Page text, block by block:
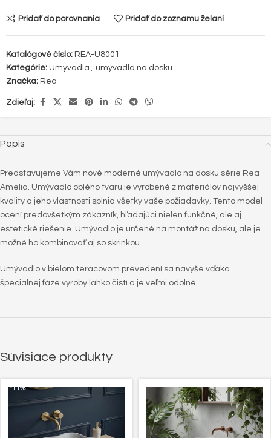
Pridať do porovnania Pridať do zoznamu želaní
Katalógové číslo: REA-U8001
Kategórie: Umývadlá , umývadlá na dosku
Značka: Rea
Zdieľaj:
Popis
Predstavujeme Vám nové moderné umývadlo na dosku série Rea
Amelia. Umývadlo oblého tvaru je vyrobené z materiálov najvyššej
kvality a jeho vlastnosti splnia všetky vaše požiadavky. Tento model
ocení predovšetkým zákazník, hľadajúci nielen funkčné, ale aj
estetické riešenie. Umývadlo je určené na montáž na dosku, ale je
možné ho kombinovať aj so skrinkou.
Umývadlo v bielom teracovom prevedení sa navyše vďaka
špeciálnej fáze výroby ľahko čistí a je veľmi odolné.
Súvisiace produkty
-11%